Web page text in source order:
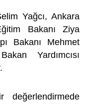
Yağcı, Ankara
Bakanı Ziya
Bakanı Mehmet
Yardımcısı
değerlendirmede